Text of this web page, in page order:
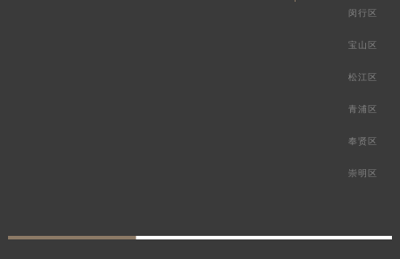
闵行区
宝山区
松江区
青浦区
奉贤区
崇明区